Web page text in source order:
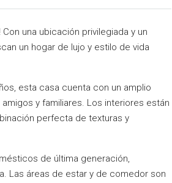
una ubicación privilegiada y un
un hogar de lujo y estilo de vida
esta casa cuenta con un amplio
y familiares. Los interiores están
perfecta de texturas y
de última generación,
Las áreas de estar y de comedor son